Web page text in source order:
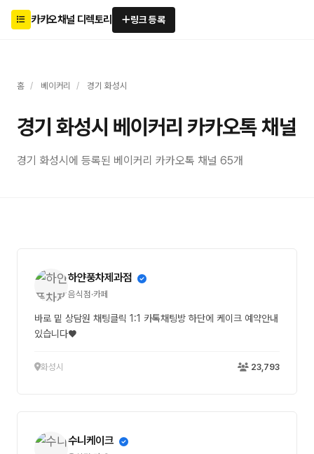
카카오채널 디렉토리 링크 등록
홈 / 베이커리 / 경기 화성시
경기 화성시 베이커리 카카오톡 채널
경기 화성시에 등록된 베이커리 카카오톡 채널 65개
하얀풍차제과점
음식점·카페
바로 밑 상담원 채팅클릭 1:1 카톡채팅방 하단에 케이크 예약안내
있습니다♥
화성시 23,793
수니케이크